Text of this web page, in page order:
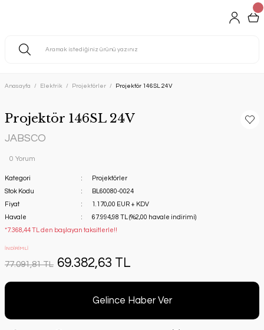
Anasayfa Elektrik Projektörler Projektör 146SL 24V
Projektör 146SL 24V
JABSCO
0 Yorum
Kategori
Projektörler
Stok Kodu
BL60080-0024
Fiyat
1.170,00 EUR + KDV
Havale
67.994,98 TL (%2,00 havale indirimi)
*7.368,44 TL den başlayan taksitlerle!!
İNDİRİMLİ
77.091,81 TL 69.382,63 TL
Gelince Haber Ver